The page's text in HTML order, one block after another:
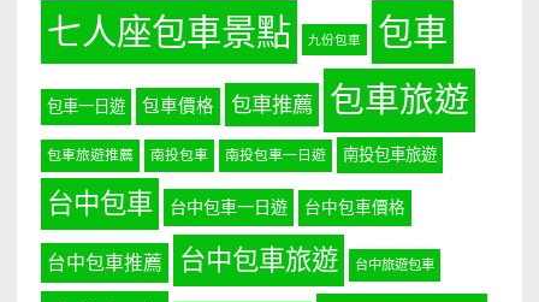
七人座包車景點 九份包車 包車
包車一日遊 包車價格 包車推薦 包車旅遊
包車旅遊推薦 南投包車 南投包車一日遊 南投包車旅遊
台中包車 台中包車一日遊 台中包車價格
台中包車推薦 台中包車旅遊 台中旅遊包車